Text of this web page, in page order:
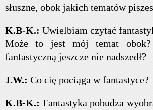
słuszne, obok jakich tematów
K.B-K.:Uwielbiam czytać
Może to jest mój temat
fantastyczną jeszcze nie nadszedł?
J.W.: Co cię pociąga w fantastyce?
K.B-K.: Fantastyka pobudza